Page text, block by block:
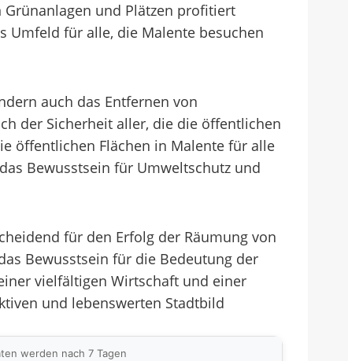
und Plätzen profitiert
Umfeld für alle, die Malente besuchen
auch das Entfernen von
der Sicherheit aller, die die öffentlichen
öffentlichen Flächen in Malente für alle
Bewusstsein für Umweltschutz und
für den Erfolg der Räumung von
Bewusstsein für die Bedeutung der
vielfältigen Wirtschaft und einer
und lebenswerten Stadtbild
werden nach 7 Tagen